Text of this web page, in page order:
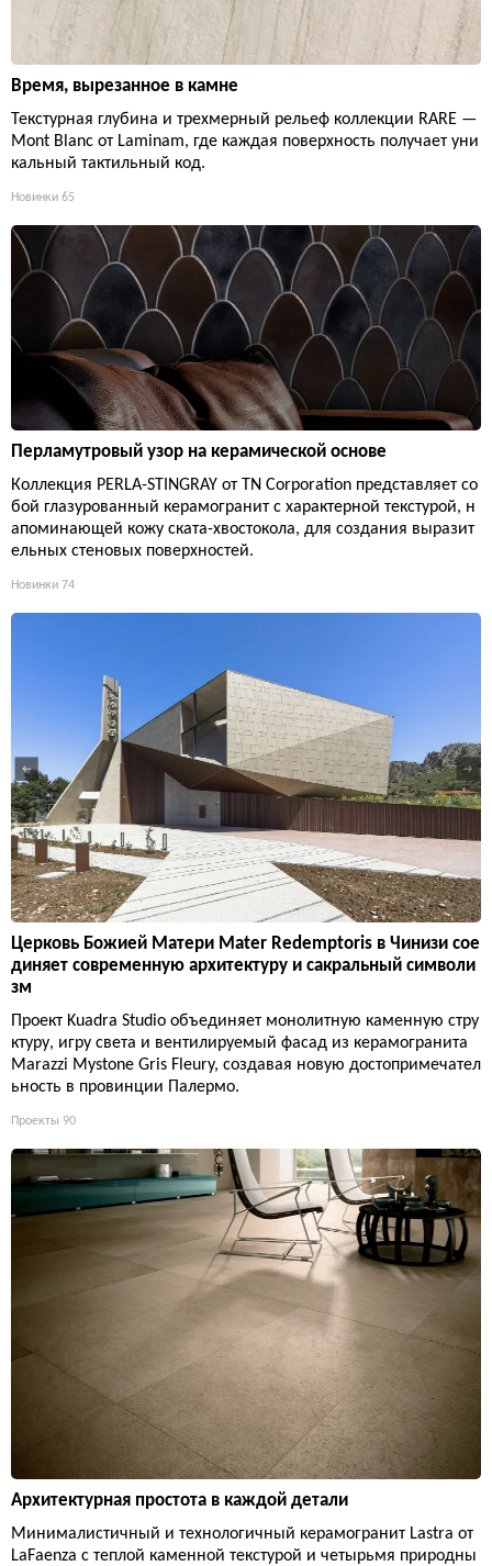
Время, вырезанное в камне
Текстурная глубина и трехмерный рельеф коллекции RARE —
Mont Blanc от Laminam, где каждая поверхность получает уни
кальный тактильный код.
Новинки 65
Перламутровый узор на керамической основе
Коллекция PERLA-STINGRAY от TN Corporation представляет со
бой глазурованный керамогранит с характерной текстурой, н
апоминающей кожу ската-хвостокола, для создания выразит
ельных стеновых поверхностей.
Новинки 74
Церковь Божией Матери Mater Redemptoris в Чинизи сое
диняет современную архитектуру и сакральный символи
зм
Проект Kuadra Studio объединяет монолитную каменную стру
ктуру, игру света и вентилируемый фасад из керамогранита
Marazzi Mystone Gris Fleury, создавая новую достопримечател
ьность в провинции Палермо.
Проекты 90
Архитектурная простота в каждой детали
Минималистичный и технологичный керамогранит Lastra от
LaFaenza с теплой каменной текстурой и четырьмя природны